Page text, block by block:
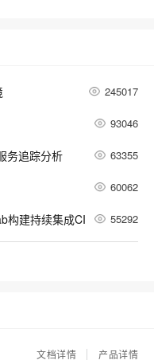
245017
93046
务追踪分析 63355
60062
构建持续集成CI 55292
41322
文档详情 产品详情